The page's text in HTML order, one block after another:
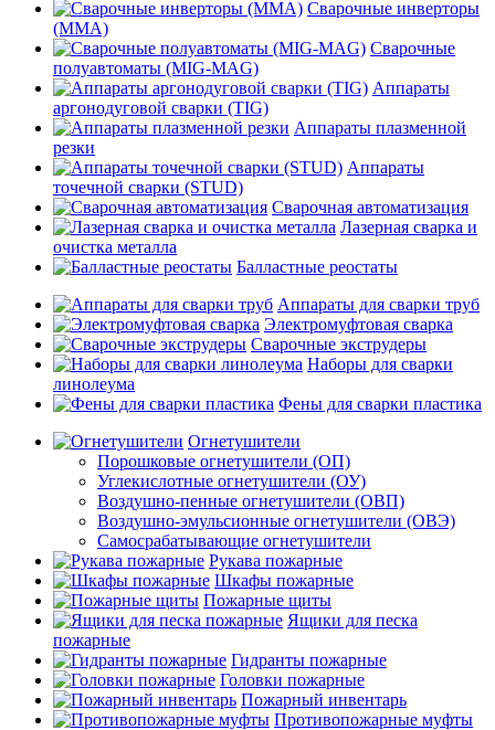
Сварочные инверторы
(MMA)
Сварочные
полуавтоматы (MIG-MAG)
Аппараты
аргонодуговой сварки (TIG)
Аппараты плазменной
резки
Аппараты
точечной сварки (STUD)
Сварочная автоматизация
Лазерная сварка и
очистка металла
Балластные реостаты
Аппараты для сварки труб
Электромуфтовая сварка
Сварочные экструдеры
Наборы для сварки
линолеума
Фены для сварки пластика
Огнетушители
Порошковые огнетушители (ОП)
Углекислотные огнетушители (ОУ)
Воздушно-пенные огнетушители (ОВП)
Воздушно-эмульсионные огнетушители (ОВЭ)
Самосрабатывающие огнетушители
Рукава пожарные
Шкафы пожарные
Пожарные щиты
Ящики для песка
пожарные
Гидранты пожарные
Головки пожарные
Пожарный инвентарь
Противопожарные муфты